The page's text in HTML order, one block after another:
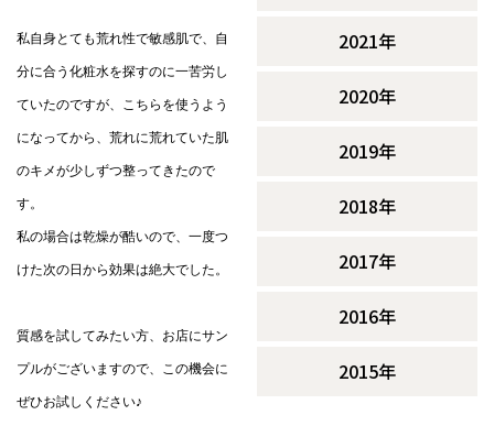
私自身とても荒れ性で敏感肌で、自
分に合う化粧水を探すのに一苦労し
ていたのですが、こちらを使うよう
になってから、荒れに荒れていた肌
のキメが少しずつ整ってきたので
す。
私の場合は乾燥が酷いので、一度つ
けた次の日から効果は絶大でした。
質感を試してみたい方、お店にサン
プルがございますので、この機会に
ぜひお試しください♪
2021年
2020年
2019年
2018年
2017年
2016年
2015年